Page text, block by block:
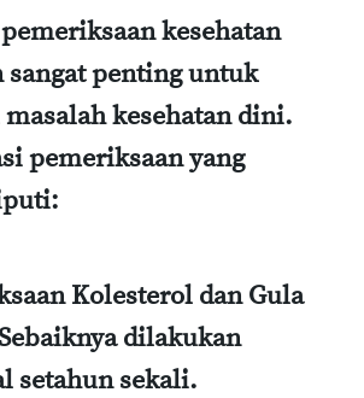
kesehatan
sangat penting untuk
kesehatan dini.
pemeriksaan yang
Kolesterol dan Gula
Sebaiknya dilakukan
setahun sekali.